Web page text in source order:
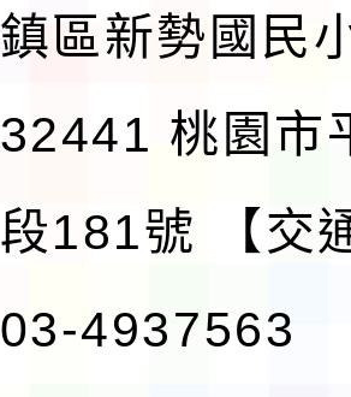
區新勢國民
桃園市
181號
【交
4937563